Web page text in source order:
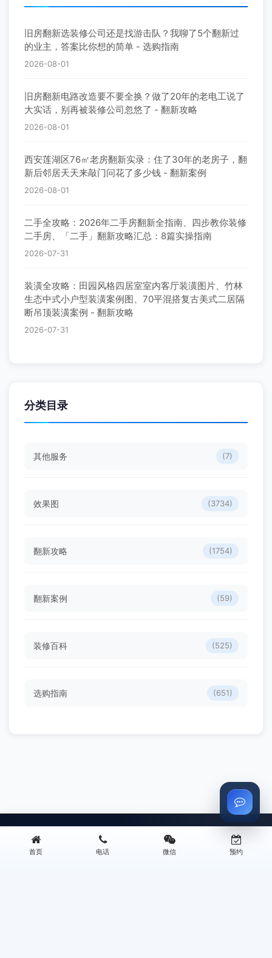
旧房翻新选装修公司还是找游击队？我聊了5个翻新过
的业主，答案比你想的简单 - 选购指南
2026-08-01
旧房翻新电路改造要不要全换？做了20年的老电工说了
大实话，别再被装修公司忽悠了 - 翻新攻略
2026-08-01
西安莲湖区76㎡老房翻新实录：住了30年的老房子，翻
新后邻居天天来敲门问花了多少钱 - 翻新案例
2026-08-01
二手全攻略：2026年二手房翻新全指南、四步教你装修
二手房、「二手」翻新攻略汇总：8篇实操指南
2026-07-31
装潢全攻略：田园风格四居室室内客厅装潢图片、竹林
生态中式小户型装潢案例图、70平混搭复古美式二居隔
断吊顶装潢案例 - 翻新攻略
2026-07-31
分类目录
其他服务 (7)
效果图 (3734)
翻新攻略 (1754)
翻新案例 (59)
装修百科 (525)
选购指南 (651)
关于我们
首页 电话 微信 预约